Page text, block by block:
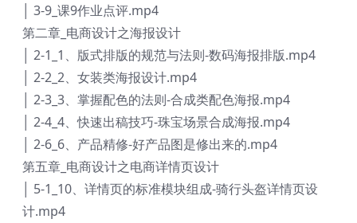
│ 3-9_课9作业点评.mp4
第二章_电商设计之海报设计
│ 2-1_1、版式排版的规范与法则-数码海报排版.mp4
│ 2-2_2、女装类海报设计.mp4
│ 2-3_3、掌握配色的法则-合成类配色海报.mp4
│ 2-4_4、快速出稿技巧-珠宝场景合成海报.mp4
│ 2-6_6、产品精修-好产品图是修出来的.mp4
第五章_电商设计之电商详情页设计
│ 5-1_10、详情页的标准模块组成-骑行头盔详情页设
计.mp4